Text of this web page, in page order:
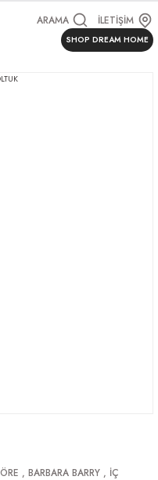
ARAMA İLETİŞİM
SHOP DREAM HOME
, BARBARA BARRY , İÇ